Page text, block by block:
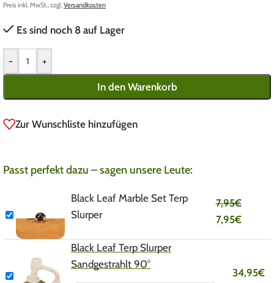
Preis inkl. MwSt., zzgl.Versandkosten
Es sind noch 8 auf Lager
- +
In den Warenkorb
Zur Wunschliste hinzufügen
Passt perfekt dazu – sagen unsere Leute:
Black Leaf Marble Set Terp
Slurper
7,95€
7,95€
Black Leaf Terp Slurper
Sandgestrahlt 90°
34,95€